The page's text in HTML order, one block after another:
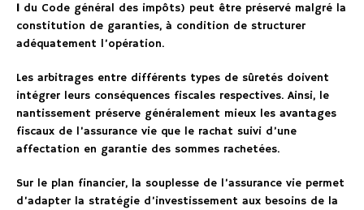
I du Code général des impôts) peut être préservé malgré la
constitution de garanties, à condition de structurer
adéquatement l’opération.
Les arbitrages entre différents types de sûretés doivent
intégrer leurs conséquences fiscales respectives. Ainsi, le
nantissement préserve généralement mieux les avantages
fiscaux de l’assurance vie que le rachat suivi d’une
affectation en garantie des sommes rachetées.
Sur le plan financier, la souplesse de l’assurance vie permet
d’adapter la stratégie d’investissement aux besoins de la